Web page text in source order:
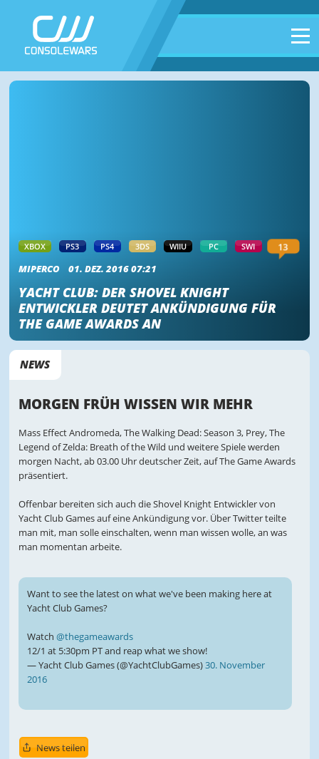
XBOX PS3 PS4 3DS WIIU PC SWI
13
MIPERCO
01. DEZ. 2016 07:21
YACHT CLUB: DER SHOVEL KNIGHT
ENTWICKLER DEUTET ANKÜNDIGUNG FÜR
THE GAME AWARDS AN
NEWS
MORGEN FRÜH WISSEN WIR MEHR
Mass Effect Andromeda, The Walking Dead: Season 3, Prey, The
Legend of Zelda: Breath of the Wild und weitere Spiele werden
morgen Nacht, ab 03.00 Uhr deutscher Zeit, auf The Game Awards
präsentiert.
Offenbar bereiten sich auch die Shovel Knight Entwickler von
Yacht Club Games auf eine Ankündigung vor. Über Twitter teilte
man mit, man solle einschalten, wenn man wissen wolle, an was
man momentan arbeite.
Want to see the latest on what we've been making here at
Yacht Club Games?
Watch@thegameawards
12/1 at 5:30pm PT and reap what we show!
— Yacht Club Games (@YachtClubGames)30. November
2016
News teilen